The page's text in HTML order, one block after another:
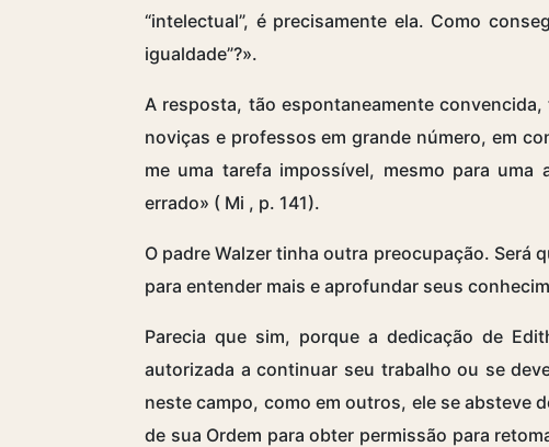
“intelectual”, é precisamente ela. Como
igualdade”?».
A resposta, tão espontaneamente
noviças e professos em grande número, em
me uma tarefa impossível, mesmo para
errado» ( Mi , p. 141).
O padre Walzer tinha outra preocupação. Será
para entender mais e aprofundar seus
Parecia que sim, porque a dedicação de
autorizada a continuar seu trabalho ou se
neste campo, como em outros, ele se absteve
de sua Ordem para obter permissão para